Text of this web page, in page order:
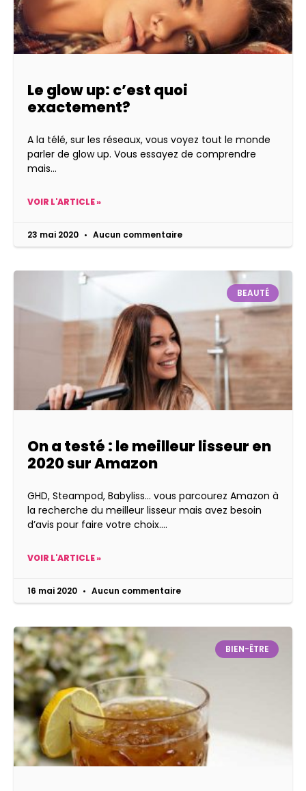
Le glow up: c’est quoi
exactement?
A la télé, sur les réseaux, vous voyez tout le monde
parler de glow up. Vous essayez de comprendre
mais
VOIR L'ARTICLE »
23 mai 2020 Aucun commentaire
BEAUTÉ
On a testé : le meilleur lisseur en
2020 sur Amazon
GHD, Steampod, Babyliss… vous parcourez Amazon à
la recherche du meilleur lisseur mais avez besoin
d’avis pour faire votre choix.
VOIR L'ARTICLE »
16 mai 2020 Aucun commentaire
BIEN-ÊTRE